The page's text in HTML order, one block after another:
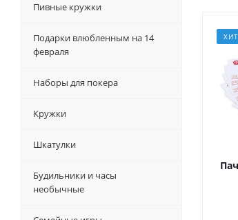
ХИТ
Пивные кружки
Подарки влюбленным на 14
февраля
Наборы для покера
Кружки
Шкатулки
Будильники и часы
необычные